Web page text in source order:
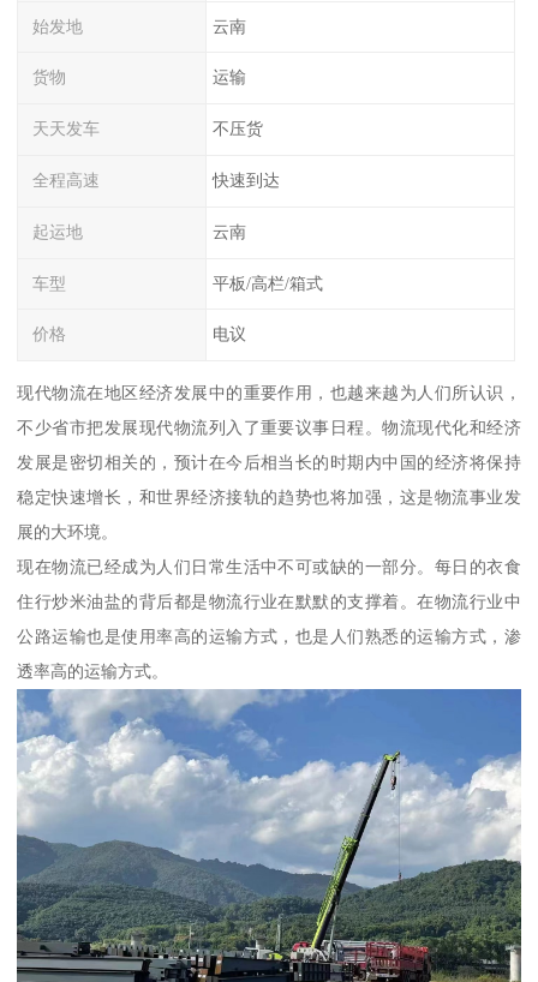
始发地 云南
货物 运输
天天发车 不压货
全程高速 快速到达
起运地 云南
车型 平板/高栏/箱式
价格 电议
现代物流在地区经济发展中的重要作用，也越来越为人们所认识，
不少省市把发展现代物流列入了重要议事日程。物流现代化和经济
发展是密切相关的，预计在今后相当长的时期内中国的经济将保持
稳定快速增长，和世界经济接轨的趋势也将加强，这是物流事业发
展的大环境。
现在物流已经成为人们日常生活中不可或缺的一部分。每日的衣食
住行炒米油盐的背后都是物流行业在默默的支撑着。在物流行业中
公路运输也是使用率高的运输方式，也是人们熟悉的运输方式，渗
透率高的运输方式。